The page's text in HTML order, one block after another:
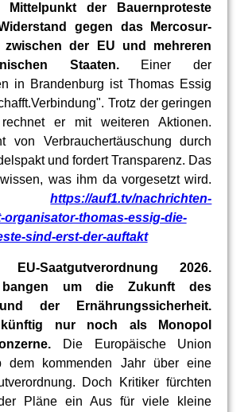
Mittelpunkt der Bauernproteste
gegen das Mercosur-
zwischen der EU und mehreren
Staaten.Einer der
in Brandenburg ist Thomas Essig
Trotz der geringen
rechnet er mit weiteren Aktionen.
von Verbrauchertäuschung durch
und fordert Transparenz. Das
was ihm da vorgesetzt wird.
…https://auf1.tv/nachrichten-
organisator-thomas-essig-die-
sind-erst-der-auftakt
EU-Saatgutverordnung 2026.
bangen um die Zukunft des
der Ernährungssicherheit.
nur noch als Monopol
Die Europäische Union
dem kommenden Jahr über eine
Doch Kritiker fürchten
Pläne ein Aus für viele kleine